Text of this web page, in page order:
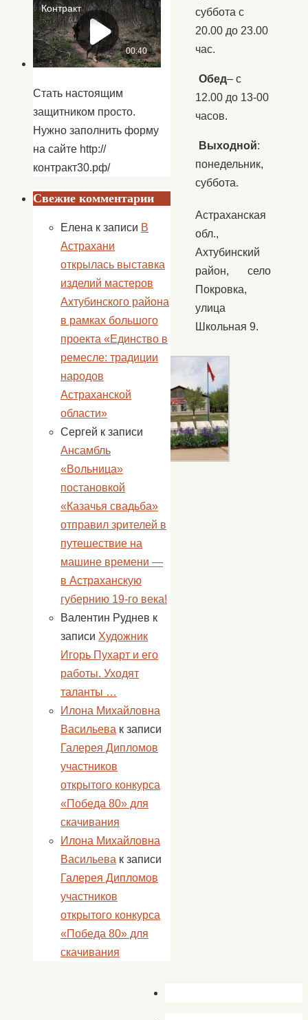
суббота с
20.00 до 23.00
час.
Обед– с
12.00 до 13-00
часов.
Выходной:
понедельник,
суббота.
Адрес
Астраханская
обл.,
Ахтубинский
район, село
Покровка,
улица
Школьная 9.
Стать настоящим
защитником просто.
Нужно заполнить форму
на сайте http://
контракт30.рф/
Свежие комментарии
Елена к записи В
Астрахани
открылась выставка
изделий мастеров
Ахтубинского района
в рамках большого
проекта «Единство в
ремесле: традиции
народов
Астраханской
области»
Сергей к записи
Ансамбль
«Вольница»
постановкой
«Казачья свадьба»
отправил зрителей в
путешествие на
машине времени —
в Астраханскую
губернию 19-го века!
Валентин Руднев к
записи Художник
Игорь Пухарт и его
работы. Уходят
таланты …
Илона Михайловна
Васильева к записи
Галерея Дипломов
участников
открытого конкурса
«Победа 80» для
скачивания
Илона Михайловна
Васильева к записи
Галерея Дипломов
участников
открытого конкурса
«Победа 80» для
скачивания